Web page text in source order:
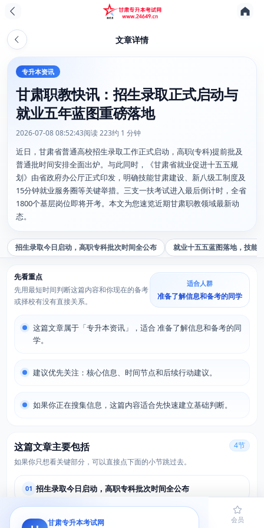
文章详情
专升本资讯
甘肃职教快讯：招生录取正式启动与
就业五年蓝图重磅落地
2026-07-08 08:52:43阅读 223约 1 分钟
近日，甘肃省普通高校招生录取工作正式启动，高职(专科)提前批及
普通批时间安排全面出炉。与此同时，《甘肃省就业促进十五五规
划》由省政府办公厅正式印发，明确技能甘肃建设、新八级工制度及
15分钟就业服务圈等关键举措。三支一扶考试进入最后倒计时，全省
1800个基层岗位即将开考。本文为您速览近期甘肃职教领域最新动
态。
招生录取今日启动，高职专科批次时间全公布 就业十五五蓝图落地，技能
先看重点
先用最短时间判断这篇内容和你现在的备考
或择校有没有直接关系。
适合人群
准备了解信息和备考的同学
这篇文章属于「专升本资讯」，适合 准备了解信息和备考的同
学。
建议优先关注：核心信息、时间节点和后续行动建议。
如果你正在搜集信息，这篇内容适合先快速建立基础判断。
这篇文章主要包括
如果你只想看关键部分，可以直接点下面的小节跳过去。
4节
01 招生录取今日启动，高职专科批次时间全公布
02 就业十五五蓝图落地，技能甘肃再提速
甘肃专升本考试网
首页 题库 会员